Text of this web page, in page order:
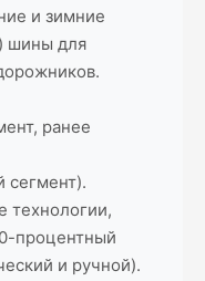
и зимние
шины для
ранее
сегмент).
технологии,
процентный
и ручной).